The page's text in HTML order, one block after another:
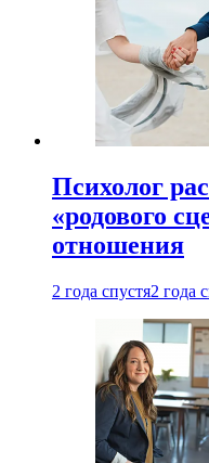
Психолог
«родового
отношения
2 года спустя2 года